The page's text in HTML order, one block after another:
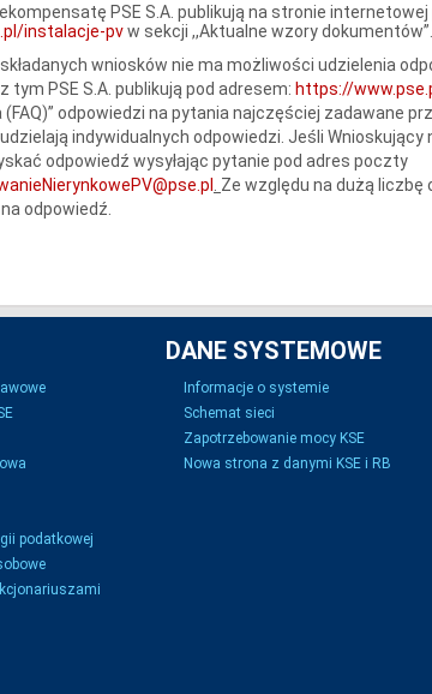
PSE S.A. publikują na stronie internetowej
instalacje-pvw sekcji ,,Aktualne wzory dokumentów”.
wniosków nie ma możliwości udzielenia
tym PSE S.A. publikują pod adresem: https://
odpowiedzi na pytania najczęściej zadawane
udzielają indywidualnych odpowiedzi. Jeśli
odpowiedź wysyłając pytanie pod adres poczty
Ze względu na dużą
odpowiedź.
podatkowej
DANE SYSTEMOWE
Informacje o systemie
Schemat sieci
Zapotrzebowanie mocy KSE
Nowa strona z danymi KSE i RB